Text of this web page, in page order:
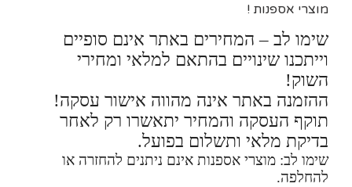
מוצרי אספנות !
שימו לב – המחירים באתר אינם סופיים
וייתכנו שינויים בהתאם למלאי ומחירי
השוק!
ההזמנה באתר אינה מהווה אישור עסקה!
תוקף העסקה והמחיר יתאשרו רק לאחר
בדיקת מלאי ותשלום בפועל.
שימו לב: מוצרי אספנות אינם ניתנים להחזרה או
להחלפה.